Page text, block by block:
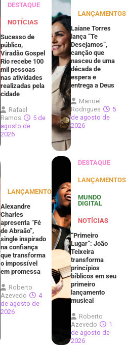
DESTAQUE
NOTÍCIAS
Sucesso de
público,
Viradão Gospel
Rio recebe 100
mil pessoas
nas atividades
realizadas pela
cidade
Rafael
Ramos
5 de
agosto de
2026
LANÇAMENTOS
Laiane Torres
lança “Te
Desejamos”,
canção que
nasceu de uma
década de
espera e
entrega a Deus
Manoel
Rodrigues
5
de agosto de
2026
LANÇAMENTOS
Alexandre
Charles
apresenta “Fé
de Abraão”,
single inspirado
na confiança
que transforma
o impossível
em promessa
Roberto
Azevedo
4
de agosto de
2026
DESTAQUE
LANÇAMENTOS
MUNDO
DIGITAL
NOTÍCIAS
“Primeiro
Lugar”: João
Teixeira
transforma
princípios
bíblicos em seu
primeiro
lançamento
musical
Roberto
Azevedo
1
de agosto de
2026